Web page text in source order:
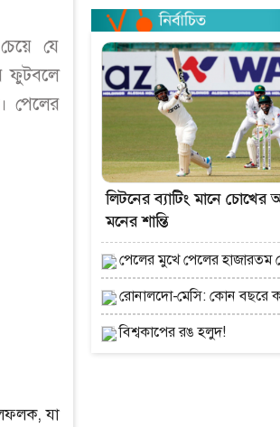
যে
ফুটবলে
পেলের
যা
লিটনের ব্যাটিং মানে চোখের
মনের শান্তি
পেলের মুখে পেলের হাজারতম
রোনালদো-মেসি: কোন বছরে
বিশ্বকাপের রঙ হলুদ!